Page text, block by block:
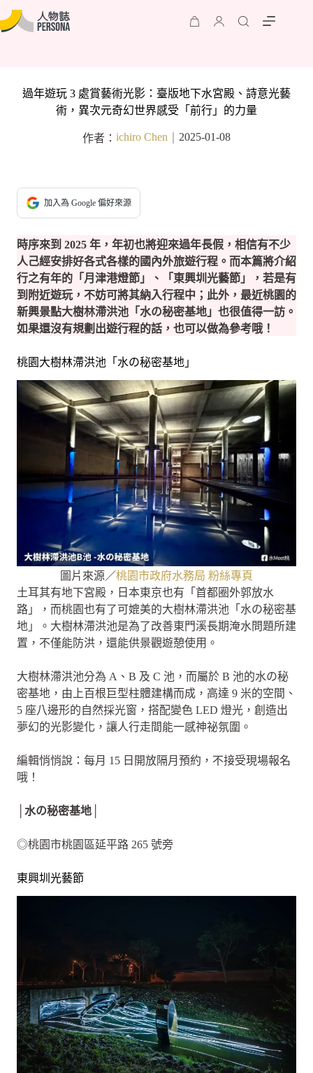
過年遊玩 3 處賞藝術光影：臺版地下水宮殿、詩意光藝
術，異次元奇幻世界感受「前行」的力量
作者： ichiro Chen 2025-01-08
加入為 Google 偏好來源
時序來到 2025 年，年初也將迎來過年長假，相信有不少
人己經安排好各式各樣的國內外旅遊行程。而本篇將介紹
行之有年的「月津港燈節」、「東興圳光藝節」，若是有
到附近遊玩，不妨可將其納入行程中；此外，最近桃園的
新興景點大樹林滯洪池「水の秘密基地」也很值得一訪。
如果還沒有規劃出遊行程的話，也可以做為參考哦！
桃園大樹林滯洪池「水の秘密基地」
圖片來源／桃園市政府水務局 粉絲專頁
土耳其有地下宮殿，日本東京也有「首都圈外郭放水
路」，而桃園也有了可媲美的大樹林滯洪池「水の秘密基
地」。大樹林滯洪池是為了改善東門溪長期淹水問題所建
置，不僅能防洪，還能供景觀遊憩使用。
大樹林滯洪池分為 A、B 及 C 池，而屬於 B 池的水の秘
密基地，由上百根巨型柱體建構而成，高達 9 米的空間、
5 座八邊形的自然採光窗，搭配變色 LED 燈光，創造出
夢幻的光影變化，讓人行走間能一感神祕氛圍。
編輯悄悄說：每月 15 日開放隔月預約，不接受現場報名
哦！
│水の秘密基地│
◎桃園市桃園區延平路 265 號旁
東興圳光藝節